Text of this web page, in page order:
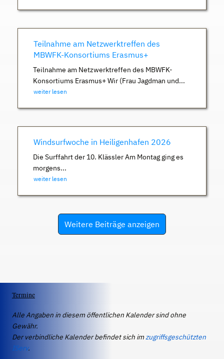
Teilnahme am Netzwerktreffen des
MBWFK-Konsortiums Erasmus+
Teilnahme am Netzwerktreffen des MBWFK-
Konsortiums Erasmus+ Wir (Frau Jagdman und...
weiter lesen
Windsurfwoche in Heiligenhafen 2026
Die Surffahrt der 10. Klässler Am Montag ging es
morgens...
weiter lesen
Weitere Beiträge anzeigen
Termine
Alle Angaben in diesem öffentlichen Kalender sind ohne
Gewähr.
Der verbindliche Kalender befindet sich imzugriffsgeschützten
IServ.